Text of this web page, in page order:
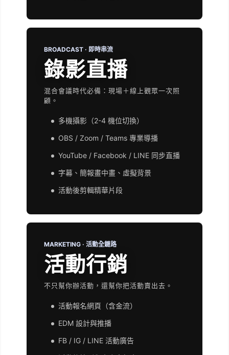
BROADCAST · 即時串流
錄影直播
混合會議時代必備：現場＋線上觀眾一次照
顧。
多機攝影（2-4 機位切換）
OBS / Zoom / Teams 專業導播
YouTube / Facebook / LINE 同步直播
字幕、簡報畫中畫、虛擬背景
活動後剪輯精華片段
MARKETING · 活動全鏈路
活動行銷
不只幫你辦活動，還幫你把活動賣出去。
活動報名網頁（含金流）
EDM 設計與推播
FB / IG / LINE 活動廣告